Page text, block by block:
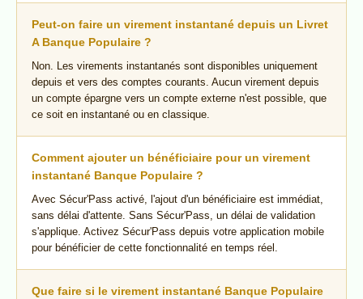
Peut-on faire un virement instantané depuis un Livret
A Banque Populaire ?
Non. Les virements instantanés sont disponibles uniquement
depuis et vers des comptes courants. Aucun virement depuis
un compte épargne vers un compte externe n'est possible, que
ce soit en instantané ou en classique.
Comment ajouter un bénéficiaire pour un virement
instantané Banque Populaire ?
Avec Sécur'Pass activé, l'ajout d'un bénéficiaire est immédiat,
sans délai d'attente. Sans Sécur'Pass, un délai de validation
s'applique. Activez Sécur'Pass depuis votre application mobile
pour bénéficier de cette fonctionnalité en temps réel.
Que faire si le virement instantané Banque Populaire